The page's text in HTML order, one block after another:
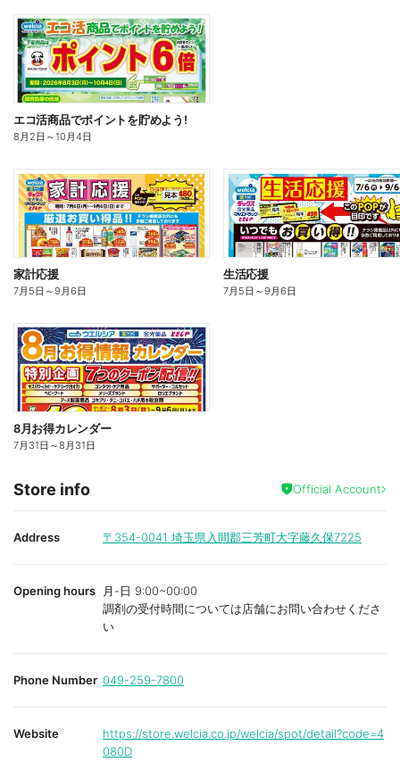
エコ活商品でポイントを貯めよう!
8月2日 ～10月4日
家計応援
7月5日 ～9月6日
生活応援
7月5日 ～9月6日
8月お得カレンダー
7月31日 ～8月31日
Store info Official Account
Address 〒354-0041 埼玉県入間郡三芳町大字藤久保7225
Opening hours
月-日 9:00~00:00
調剤の受付時間については店舗にお問い合わせくださ
い
Phone Number 049-259-7800
Website
https://store.welcia.co.jp/welcia/spot/detail?code=4
080D